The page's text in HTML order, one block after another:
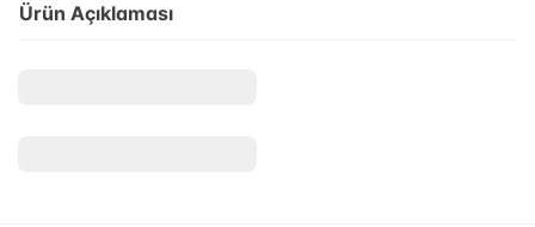
Ürün Açıklaması